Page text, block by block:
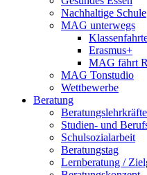
Nachhaltige Schule
MAG unterwegs
Erasmus+
MAG fährt
MAG Tonstudio
Wettbewerbe
Beratung
Beratungslehrkräfte
Studien- und
Schulsozialarbeit
Beratungstag
Lernberatung /